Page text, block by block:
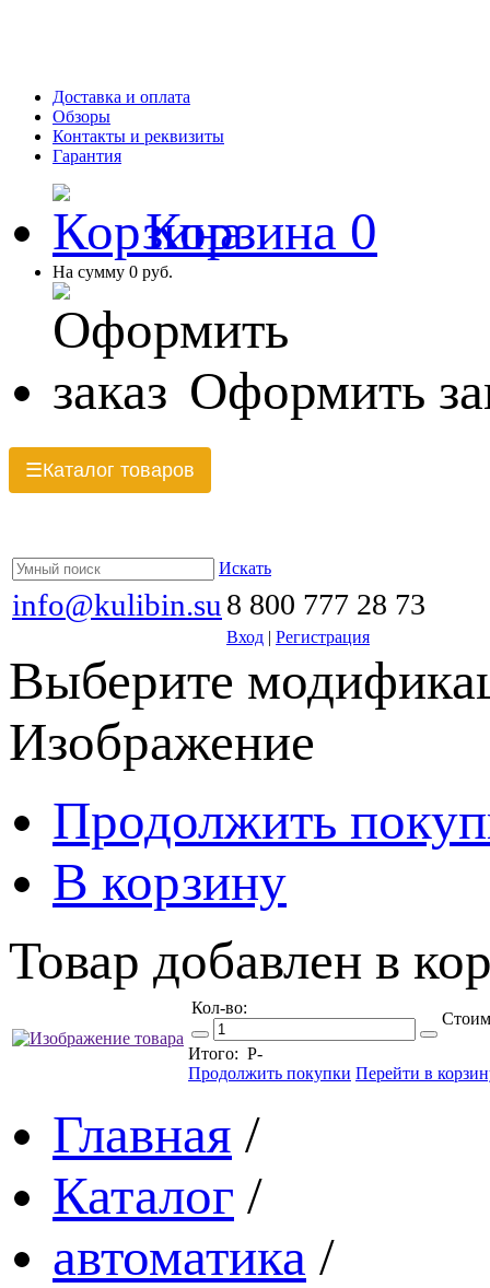
Доставка и оплата
Обзоры
Контакты и реквизиты
Гарантия
Корзина 0
На сумму 0 руб.
Оформить
☰Каталог товаров
Искать
info@kulibin.su 8 800 777 28 73
Вход | Регистрация
Выберите
Изображение
Продолжить
В корзину
Товар добавлен в
Кол-во:
Итого: Р-
Продолжить покупки Перейти в
Главная /
Каталог /
автоматика /